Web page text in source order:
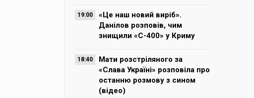
19:00
«Це наш новий виріб».
Данілов розповів, чим
знищили «С-400» у Криму
18:40
Мати розстріляного за
«Слава Україні» розповіла про
останню розмову з сином
(відео)